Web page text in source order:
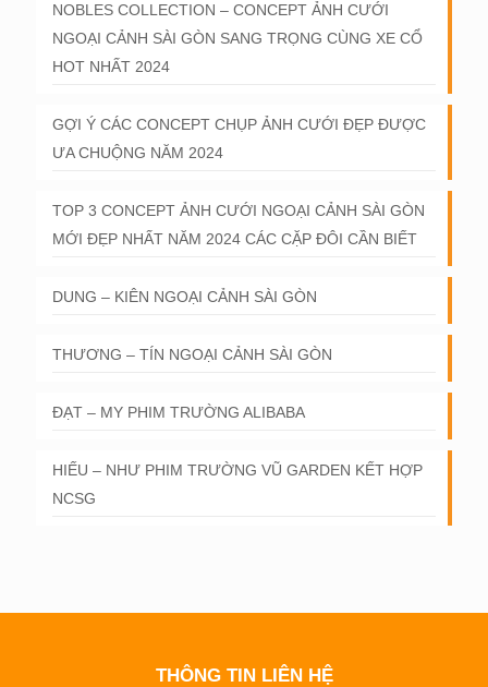
NOBLES COLLECTION – CONCEPT ẢNH CƯỚI
NGOẠI CẢNH SÀI GÒN SANG TRỌNG CÙNG XE CỔ
HOT NHẤT 2024
GỢI Ý CÁC CONCEPT CHỤP ẢNH CƯỚI ĐẸP ĐƯỢC
ƯA CHUỘNG NĂM 2024
TOP 3 CONCEPT ẢNH CƯỚI NGOẠI CẢNH SÀI GÒN
MỚI ĐẸP NHẤT NĂM 2024 CÁC CẶP ĐÔI CẦN BIẾT
DUNG – KIÊN NGOẠI CẢNH SÀI GÒN
THƯƠNG – TÍN NGOẠI CẢNH SÀI GÒN
ĐẠT – MY PHIM TRƯỜNG ALIBABA
HIẾU – NHƯ PHIM TRƯỜNG VŨ GARDEN KẾT HỢP
NCSG
THÔNG TIN LIÊN HỆ